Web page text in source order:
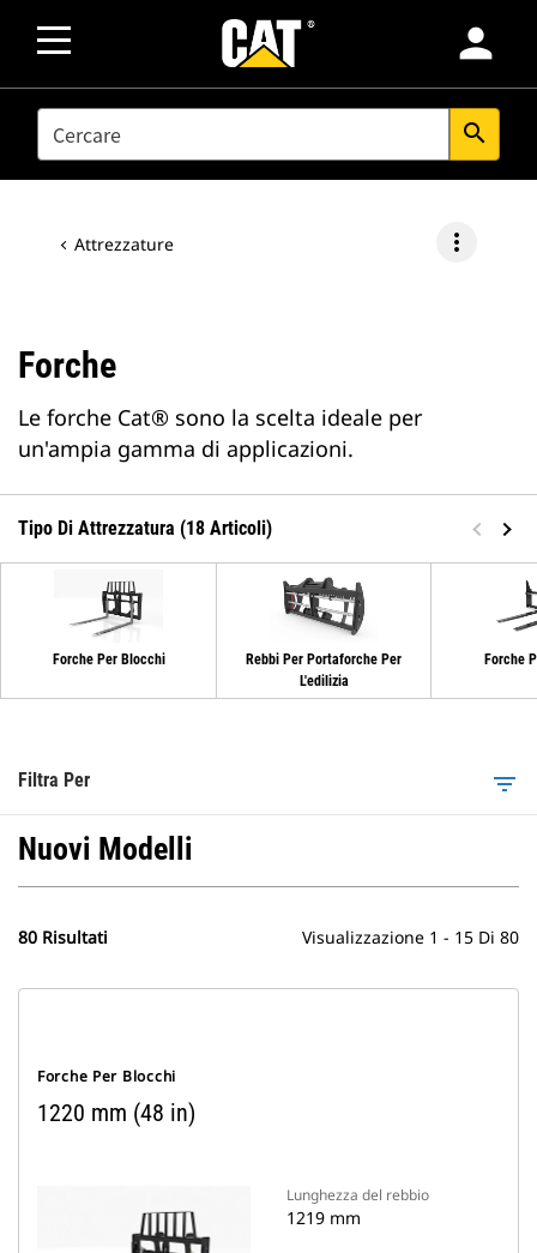
person
SEARCH search
Attrezzature more_vert
Forche
Le forche Cat® sono la scelta ideale per
un'ampia gamma di applicazioni.
Tipo Di Attrezzatura (18 Articoli)
Forche Per Blocchi
Rebbi Per Portaforche Per
L'edilizia
Forche
Filtra Per filter_list
Nuovi Modelli
80 Risultati Visualizzazione 1 - 15 Di 80
Forche Per Blocchi
1220 mm (48 in)
Lunghezza del rebbio
1219 mm